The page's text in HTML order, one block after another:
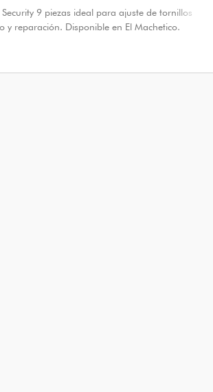
9 piezas ideal para ajuste de tornillos
y reparación. Disponible en El Machetico.